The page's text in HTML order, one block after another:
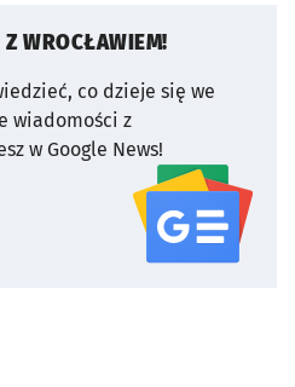
Z WROCŁAWIEM!
co dzieje się we
wiadomości z
w Google News!
serwisu